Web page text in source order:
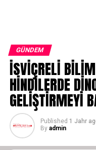
GÜNDEM
İSVİÇRELİ
HİNDİLERDE
GELİŞTİRMEYİ
Published 1 Jahr
By admin